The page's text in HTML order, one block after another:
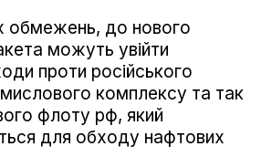
обмежень, до нового
можуть увійти
проти російського
комплексу та так
флоту рф, який
для обходу нафтових